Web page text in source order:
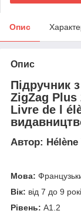
Опис
Опис
Підручник
ZigZag
Livre de l
Автор: Hélène
Мова:
Вік: від 7 до 9
Рівень: A1.2